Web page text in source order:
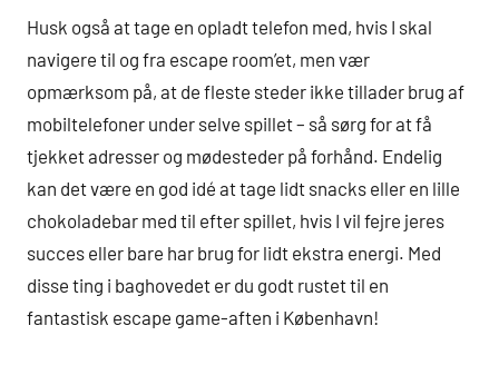
Husk også at tage en opladt telefon med, hvis I skal
navigere til og fra escape room’et, men vær
opmærksom på, at de fleste steder ikke tillader brug af
mobiltelefoner under selve spillet – så sørg for at få
tjekket adresser og mødesteder på forhånd. Endelig
kan det være en god idé at tage lidt snacks eller en lille
chokoladebar med til efter spillet, hvis I vil fejre jeres
succes eller bare har brug for lidt ekstra energi. Med
disse ting i baghovedet er du godt rustet til en
fantastisk escape game-aften i København!